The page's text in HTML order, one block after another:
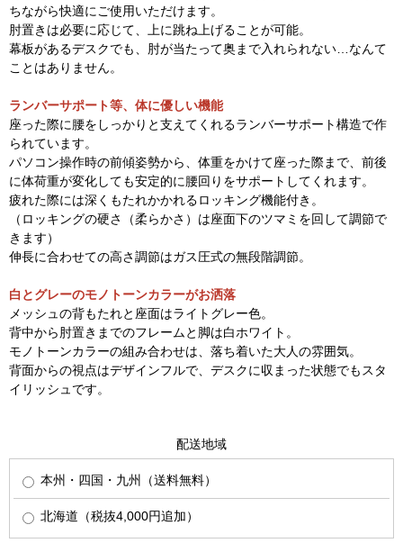
ちながら快適にご使用いただけます。
肘置きは必要に応じて、上に跳ね上げることが可能。
幕板があるデスクでも、肘が当たって奥まで入れられない…なんて
ことはありません。
ランバーサポート等、体に優しい機能
座った際に腰をしっかりと支えてくれるランバーサポート構造で作
られています。
パソコン操作時の前傾姿勢から、体重をかけて座った際まで、前後
に体荷重が変化しても安定的に腰回りをサポートしてくれます。
疲れた際には深くもたれかかれるロッキング機能付き。
（ロッキングの硬さ（柔らかさ）は座面下のツマミを回して調節で
きます）
伸長に合わせての高さ調節はガス圧式の無段階調節。
白とグレーのモノトーンカラーがお洒落
メッシュの背もたれと座面はライトグレー色。
背中から肘置きまでのフレームと脚は白ホワイト。
モノトーンカラーの組み合わせは、落ち着いた大人の雰囲気。
背面からの視点はデザインフルで、デスクに収まった状態でもスタ
イリッシュです。
配送地域
本州・四国・九州（送料無料）
北海道（税抜4,000円追加）